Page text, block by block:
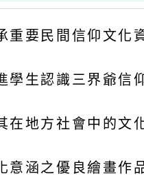
重要民間信仰文化
學生認識三界爺信
在地方社會中的文
意涵之優良繪畫作